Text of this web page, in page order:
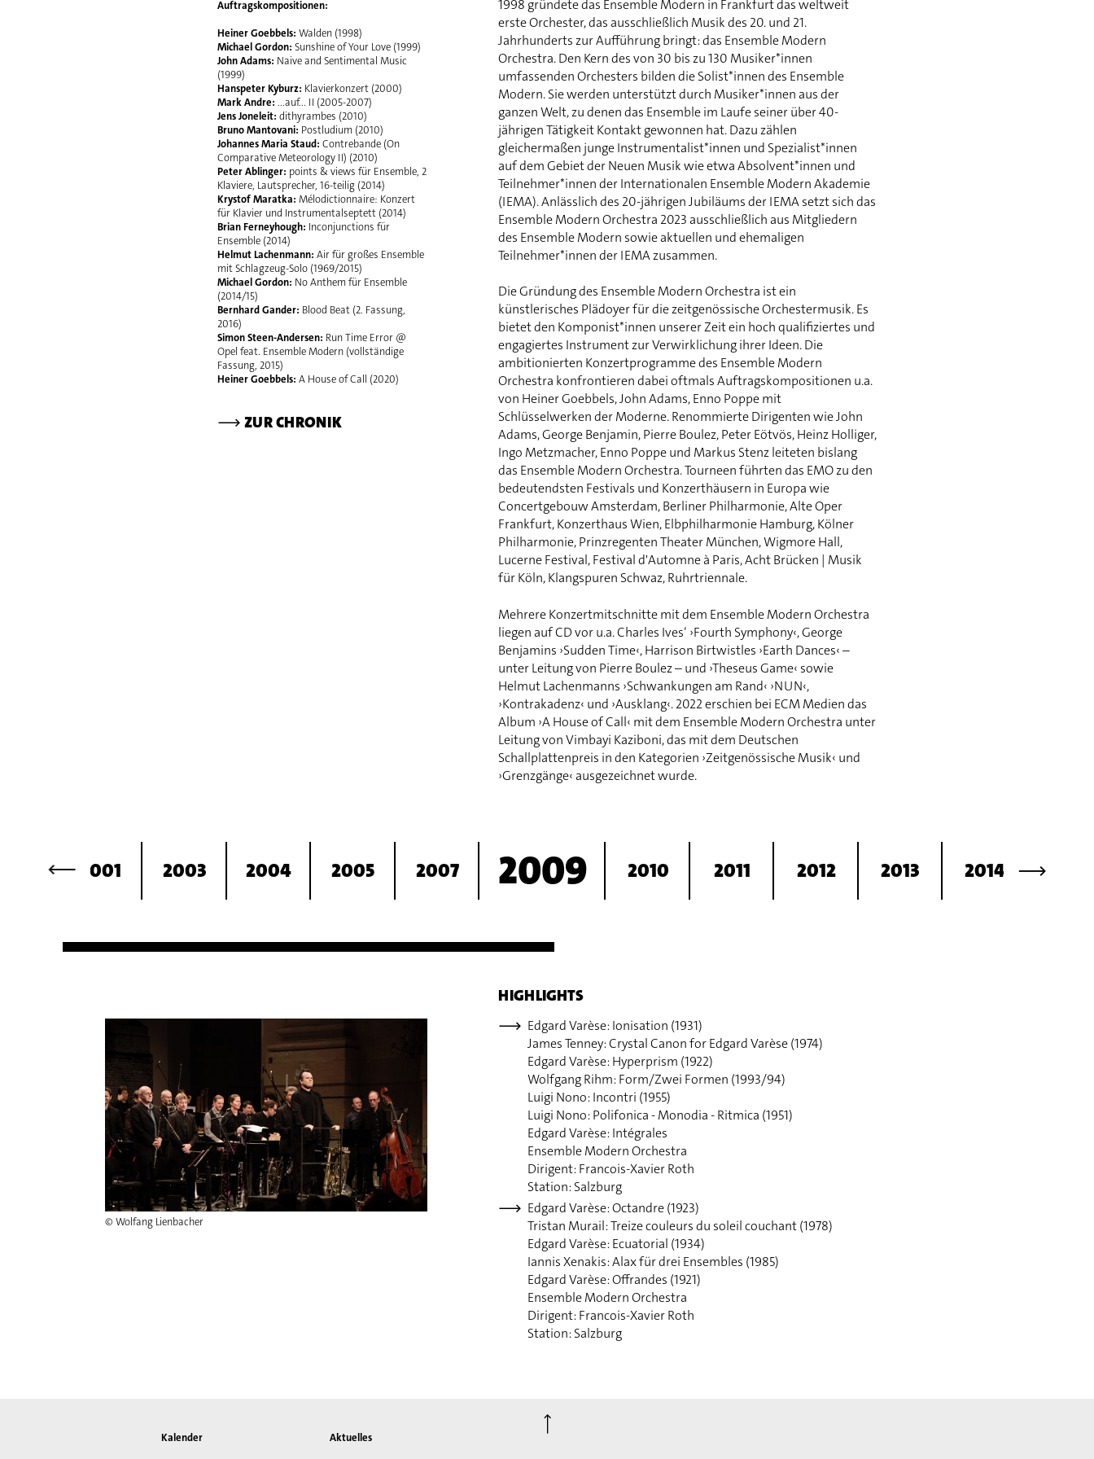
Auftragskompositionen:
Heiner Goebbels: Walden (1998)
Michael Gordon: Sunshine of Your Love (1999)
John Adams: Naive and Sentimental Music
(1999)
Hanspeter Kyburz: Klavierkonzert (2000)
Mark Andre: ...auf... II (2005-2007)
Jens Joneleit: dithyrambes (2010)
Bruno Mantovani: Postludium (2010)
Johannes Maria Staud: Contrebande (On
Comparative Meteorology II) (2010)
Peter Ablinger: points & views für Ensemble, 2
Klaviere, Lautsprecher, 16-teilig (2014)
Krystof Maratka: Mélodictionnaire: Konzert
für Klavier und Instrumentalseptett (2014)
Brian Ferneyhough: Inconjunctions für
Ensemble (2014)
Helmut Lachenmann: Air für großes Ensemble
mit Schlagzeug-Solo (1969/2015)
Michael Gordon: No Anthem für Ensemble
(2014/15)
Bernhard Gander: Blood Beat (2. Fassung,
2016)
Simon Steen-Andersen: Run Time Error @
Opel feat. Ensemble Modern (vollständige
Fassung, 2015)
Heiner Goebbels: A House of Call (2020)
⟶ ZUR CHRONIK
1998 gründete das Ensemble Modern in Frankfurt das weltweit
erste Orchester, das ausschließlich Musik des 20. und 21.
Jahrhunderts zur Aufführung bringt: das Ensemble Modern
Orchestra. Den Kern des von 30 bis zu 130 Musiker*innen
umfassenden Orchesters bilden die Solist*innen des Ensemble
Modern. Sie werden unterstützt durch Musiker*innen aus der
ganzen Welt, zu denen das Ensemble im Laufe seiner über 40-
jährigen Tätigkeit Kontakt gewonnen hat. Dazu zählen
gleichermaßen junge Instrumentalist*innen und Spezialist*innen
auf dem Gebiet der Neuen Musik wie etwa Absolvent*innen und
Teilnehmer*innen der Internationalen Ensemble Modern Akademie
(IEMA). Anlässlich des 20-jährigen Jubiläums der IEMA setzt sich das
Ensemble Modern Orchestra 2023 ausschließlich aus Mitgliedern
des Ensemble Modern sowie aktuellen und ehemaligen
Teilnehmer*innen der IEMA zusammen.
Die Gründung des Ensemble Modern Orchestra ist ein
künstlerisches Plädoyer für die zeitgenössische Orchestermusik. Es
bietet den Komponist*innen unserer Zeit ein hoch qualifiziertes und
engagiertes Instrument zur Verwirklichung ihrer Ideen. Die
ambitionierten Konzertprogramme des Ensemble Modern
Orchestra konfrontieren dabei oftmals Auftragskompositionen u.a.
von Heiner Goebbels, John Adams, Enno Poppe mit
Schlüsselwerken der Moderne. Renommierte Dirigenten wie John
Adams, George Benjamin, Pierre Boulez, Peter Eötvös, Heinz Holliger,
Ingo Metzmacher, Enno Poppe und Markus Stenz leiteten bislang
das Ensemble Modern Orchestra. Tourneen führten das EMO zu den
bedeutendsten Festivals und Konzerthäusern in Europa wie
Concertgebouw Amsterdam, Berliner Philharmonie, Alte Oper
Frankfurt, Konzerthaus Wien, Elbphilharmonie Hamburg, Kölner
Philharmonie, Prinzregenten Theater München, Wigmore Hall,
Lucerne Festival, Festival d'Automne à Paris, Acht Brücken | Musik
für Köln, Klangspuren Schwaz, Ruhrtriennale.
Mehrere Konzertmitschnitte mit dem Ensemble Modern Orchestra
liegen auf CD vor u.a. Charles Ives‘ ›Fourth Symphony‹, George
Benjamins ›Sudden Time‹, Harrison Birtwistles ›Earth Dances‹ –
unter Leitung von Pierre Boulez – und ›Theseus Game‹ sowie
Helmut Lachenmanns ›Schwankungen am Rand‹ ›NUN‹,
›Kontrakadenz‹ und ›Ausklang‹. 2022 erschien bei ECM Medien das
Album ›A House of Call‹ mit dem Ensemble Modern Orchestra unter
Leitung von Vimbayi Kaziboni, das mit dem Deutschen
Schallplattenpreis in den Kategorien ›Zeitgenössische Musik‹ und
›Grenzgänge‹ ausgezeichnet wurde.
⟶ 2001 2003 2004 2005 2007 2009 2010 2011 2012 2013 2014 ⟶
© Wolfang Lienbacher
HIGHLIGHTS
Edgard Varèse: Ionisation (1931)
James Tenney: Crystal Canon for Edgard Varèse (1974)
Edgard Varèse: Hyperprism (1922)
Wolfgang Rihm: Form/Zwei Formen (1993/94)
Luigi Nono: Incontri (1955)
Luigi Nono: Polifonica - Monodia - Ritmica (1951)
Edgard Varèse: Intégrales
Ensemble Modern Orchestra
Dirigent: Francois-Xavier Roth
Station: Salzburg
Edgard Varèse: Octandre (1923)
Tristan Murail: Treize couleurs du soleil couchant (1978)
Edgard Varèse: Ecuatorial (1934)
Iannis Xenakis: Alax für drei Ensembles (1985)
Edgard Varèse: Offrandes (1921)
Ensemble Modern Orchestra
Dirigent: Francois-Xavier Roth
Station: Salzburg
Kalender Aktuelles
⟶